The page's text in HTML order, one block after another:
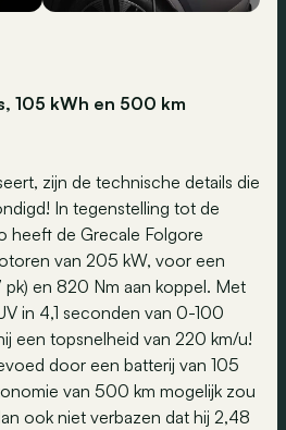
105 kWh en 500 km
zijn de technische details die
In tegenstelling tot de
heeft de Grecale Folgore
van 205 kW, voor een
en 820 Nm aan koppel. Met
in 4,1 seconden van 0-100
een topsnelheid van 220 km/u!
door een batterij van 105
van 500 km mogelijk zou
ook niet verbazen dat hij 2,48